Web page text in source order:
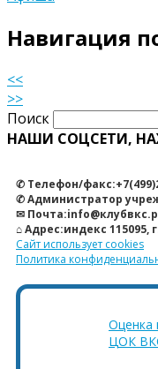
Навигация
<<
>>
Поиск
НАШИ СОЦСЕТИ,
✆ Телефон/
✆ Администратор
✉
⌂ Адрес:индекс 115095,
Сайт использует cookies
Политика
Оценка
ЦОК